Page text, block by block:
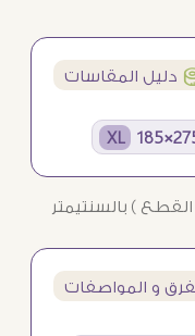
دليل المقاسات
) بالسنتيمتر
و المواصفات